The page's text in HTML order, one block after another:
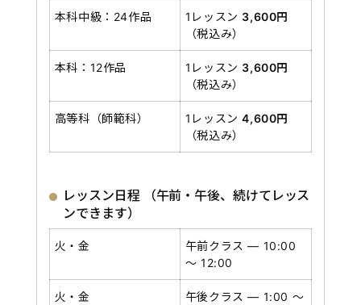
本科中級：24作品 1レッスン 3,600円
（税込み）
本科：12作品 1レッスン 3,600円
（税込み）
高等科（師範科） 1レッスン4,600円
（税込み）
レッスン日程 （午前・午後、続けてレッス
ンできます）
火・金
午前クラス ― 10:00
～ 12:00
火・金
午後クラス ― 1:00 ～